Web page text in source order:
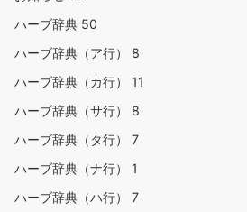
ハーブ辞典 50
ハーブ辞典（ア行） 8
ハーブ辞典（カ行） 11
ハーブ辞典（サ行） 8
ハーブ辞典（タ行） 7
ハーブ辞典（ナ行） 1
ハーブ辞典（ハ行） 7